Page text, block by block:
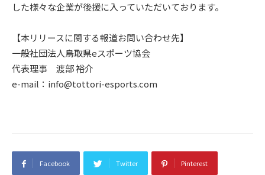
した様々な企業が後援に入っていただいております。
【本リリースに関する報道お問い合わせ先】
一般社団法人鳥取県eスポーツ協会
代表理事 渡部 裕介
e-mail：info@tottori-esports.com
Facebook Twitter Pinterest